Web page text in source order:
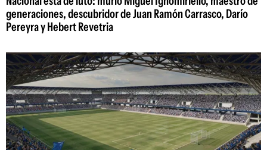
generaciones, descubridor de Juan Ramón Carrasco, Darío
Pereyra y Hebert Revetria